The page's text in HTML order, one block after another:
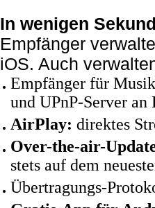
In wenigen
Empfänger
iOS. Auch
Empfänger für
und UPnP-Server
AirPlay: direktes
Over-the-air-
stets auf dem
Übertragungs-